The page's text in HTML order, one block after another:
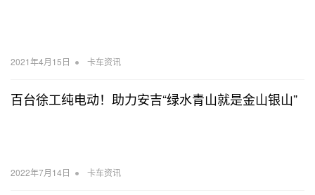
2021年4月15日 • 卡车资讯
百台徐工纯电动！助力安吉“绿水青山就是金山银山”
2022年7月14日 • 卡车资讯